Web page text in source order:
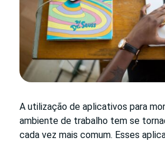
A utilização de aplicativos para
ambiente de trabalho tem se
cada vez mais comum. Esses